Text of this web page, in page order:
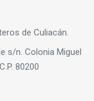
de Culiacán.
s/n. Colonia Miguel
80200